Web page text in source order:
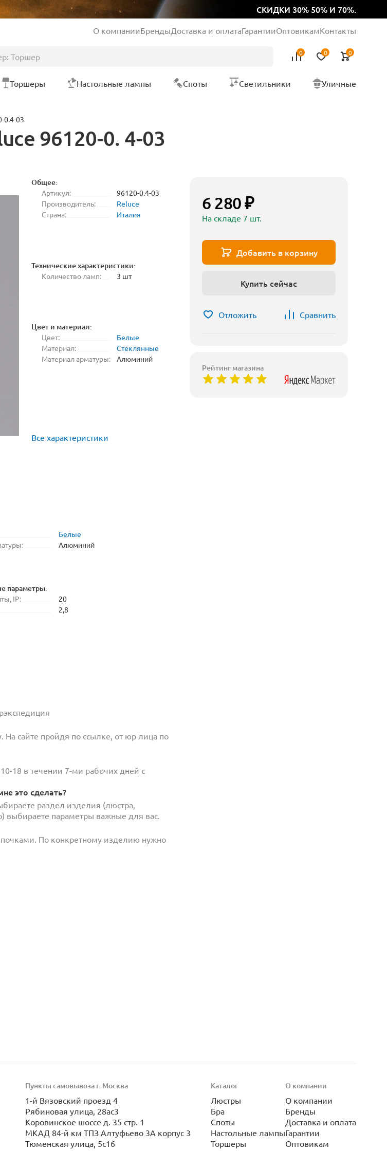
СКИДКИ 30% 50% И 70%.
О компанииБрендыДоставка и оплатаГарантииОптовикамКонтакты
0 0 0
Торшеры Настольные лампы Споты Светильники Уличные
0.4-03
96120-0. 4-03
Общее:
Артикул:
96120-0.4-03
Производитель:
Reluce
Страна:
Италия
Технические характеристики:
Количество ламп: 3 шт
Цвет и материал:
Цвет:
Белые
Материал:
Стеклянные
Материал арматуры:
Алюминий
Все характеристики
Белые
Алюминий
параметры:
IP:
20
2,8
сайте пройдя по ссылке, от юр лица по
18 в течении 7-ми рабочих дней с
это сделать?
раздел изделия (люстра,
выбираете параметры важные для вас.
По конкретному изделию нужно
6 280 ₽
На складе 7 шт.
Добавить в корзину
Купить сейчас
Отложить Сравнить
Рейтинг магазина
Пункты самовывоза г. Москва
1-й Вязовский проезд 4
Рябиновая улица, 28ас3
Коровинское шоссе д. 35 стр. 1
МКАД 84-й км ТПЗ Алтуфьево 3А корпус 3
Тюменская улица, 5с16
Каталог
Люстры
Бра
Споты
Настольные лампы
Торшеры
О компании
О компании
Бренды
Доставка и оплата
Гарантии
Оптовикам